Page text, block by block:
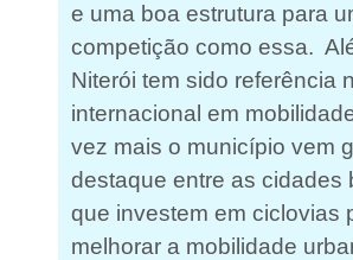
e uma boa estrutura para
competição como essa.
Niterói tem sido referência
internacional em
vez mais o município vem
destaque entre as cidades
que investem em ciclovias
melhorar a mobilidade